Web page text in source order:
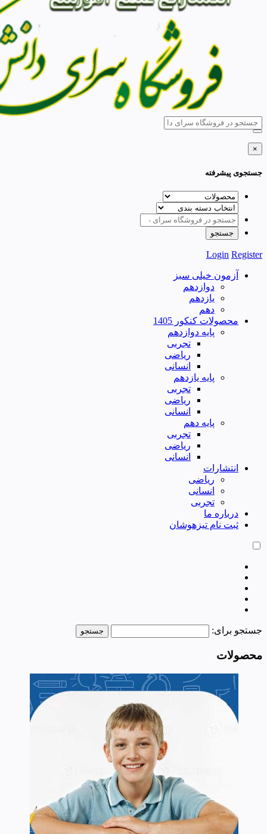
×
جستجوی پیشرفته
Login Register
آزمون خیلی سبز
دوازدهم
یازدهم
دهم
محصولات کنکور 1405
پایه دوازدهم
تجربی
ریاضی
انسانی
پایه یازدهم
تجربی
ریاضی
انسانی
پایه دهم
تجربی
ریاضی
انسانی
انتشارات
ریاضی
انسانی
تجربی
درباره ما
ثبت نام تیزهوشان
جستجو برای:
محصولات